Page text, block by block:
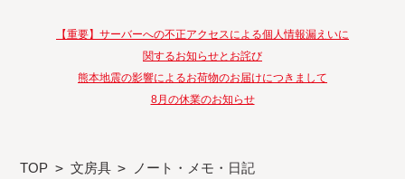
【重要】サーバーへの不正アクセスによる個人情報漏えいに
関するお知らせとお詫び
熊本地震の影響によるお荷物のお届けにつきまして
8月の休業のお知らせ
TOP > 文房具 > ノート・メモ・日記